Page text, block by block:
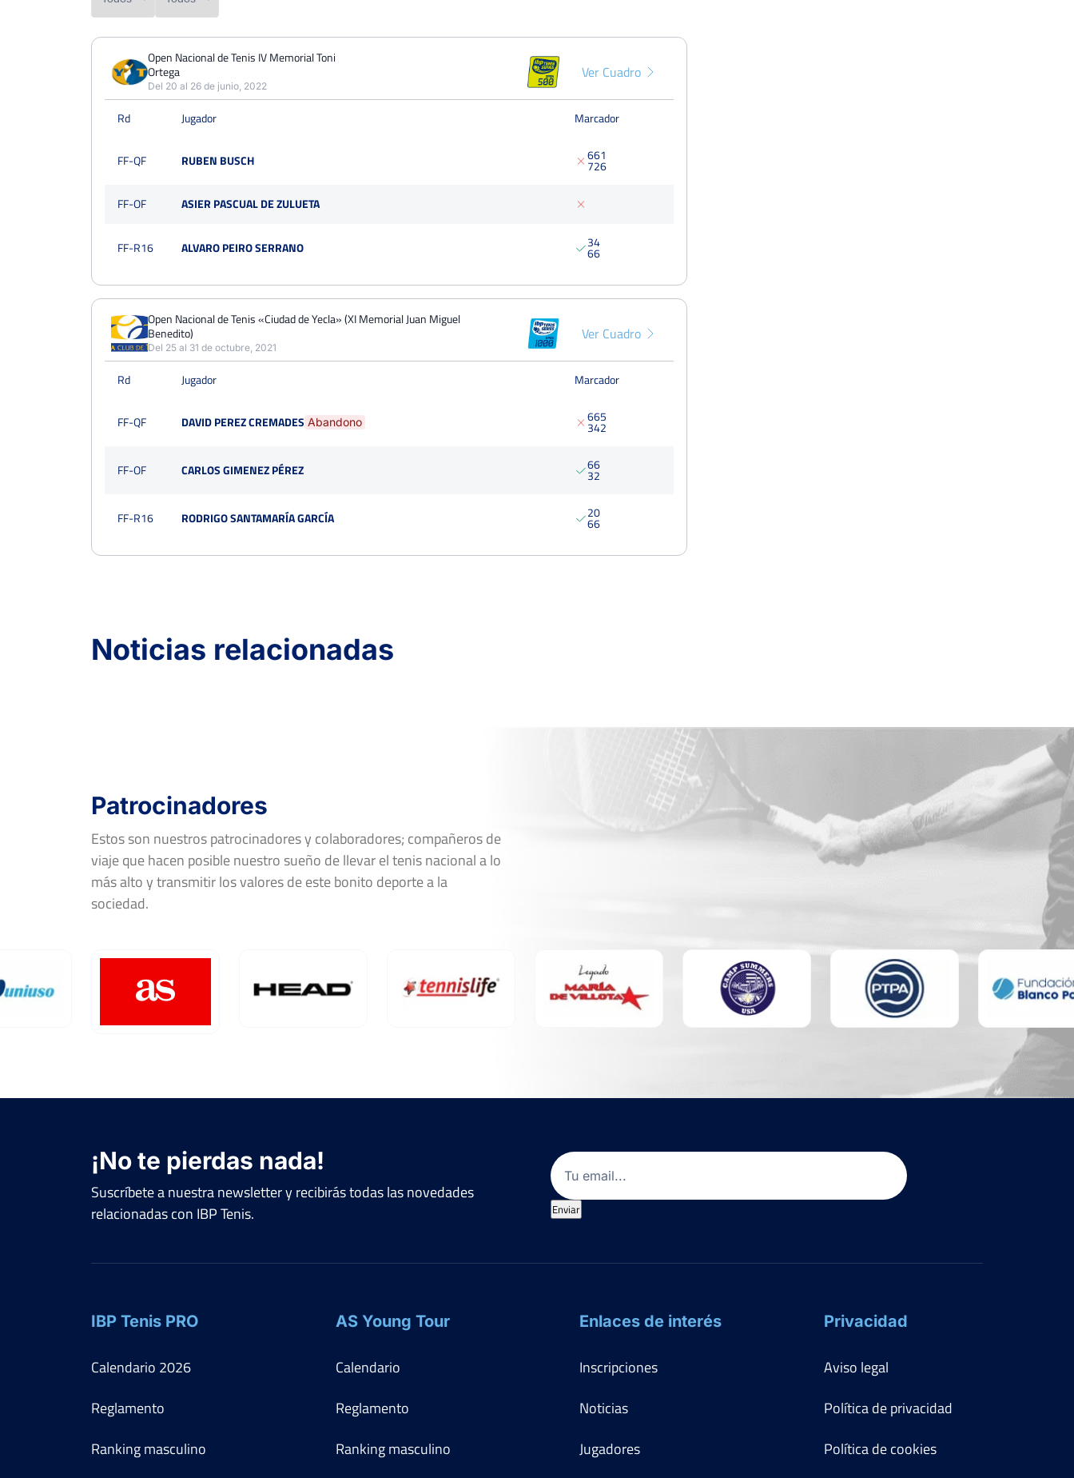
PERDIDOSPARTIDOS GANADOS
3
PERDIDOS JUEGOS
Yecla» (XI Memorial Juan Miguel
Del 25 al 31 de octubre, 2021
Cuartos
Open Nacional de Tenis IV Memorial Toni
Ortega
Del 20 al 26 de junio, 2022
Ver Cuadro
Rd Jugador Marcador
FF-QF RUBEN BUSCH 6
7
6
2
1
6
FF-OF ASIER PASCUAL DE ZULUETA
FF-R16 ALVARO PEIRO SERRANO 3
6
4
6
Open Nacional de Tenis «Ciudad de Yecla» (XI Memorial Juan Miguel
Benedito)
Del 25 al 31 de octubre, 2021
Ver Cuadro
Rd Jugador Marcador
FF-QF DAVID PEREZ CREMADES Abandono 6
3
6
4
5
2
FF-OF CARLOS GIMENEZ PÉREZ 6
3
6
2
FF-R16 RODRIGO SANTAMARÍA GARCÍA 2
6
0
6
Noticias relacionadas
Patrocinadores
Estos son nuestros patrocinadores y colaboradores; compañeros de
viaje que hacen posible nuestro sueño de llevar el tenis nacional a lo
más alto y transmitir los valores de este bonito deporte a la
sociedad.
¡No te pierdas nada!
Suscríbete a nuestra newsletter y recibirás todas las novedades
relacionadas con IBP Tenis.
Email
Enviar
IBP Tenis PRO
Calendario 2026
Reglamento
Ranking masculino
AS Young Tour
Calendario
Reglamento
Ranking masculino
Enlaces de interés
Inscripciones
Noticias
Jugadores
Privacidad
Aviso legal
Política de privacidad
Política de cookies